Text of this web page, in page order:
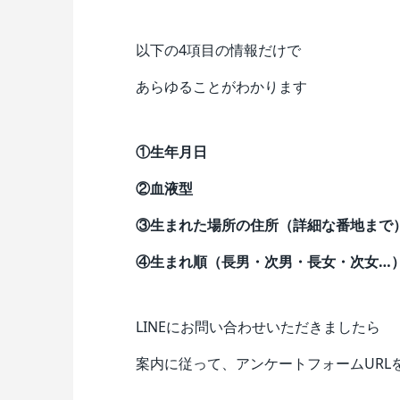
以下の4項目の情報だけで
あらゆることがわかります
①生年月日
②血液型
③生まれた場所の住所（詳細な番地まで）
④生まれ順（長男・次男・長女・次女…）
LINEにお問い合わせいただきましたら
案内に従って、アンケートフォームURL